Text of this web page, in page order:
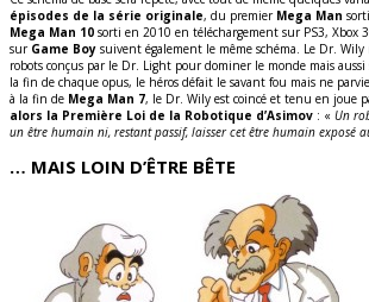
épisodes de la série originale, du premier Mega Man
Mega Man 10 sorti en 2010 en téléchargement sur PS3, Xbox
sur Game Boy suivent également le même schéma. Le Dr. Wily
robots conçus par le Dr. Light pour dominer le monde mais aussi
la fin de chaque opus, le héros défait le savant fou mais ne
à la fin de Mega Man 7, le Dr. Wily est coincé et tenu en joue
alors la Première Loi de la Robotique d’Asimov : « Un
un être humain ni, restant passif, laisser cet être humain exposé
… MAIS LOIN D’ÊTRE BÊTE